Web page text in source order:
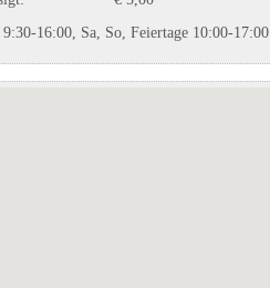
16:00, Sa, So, Feiertage 10:00-17:00